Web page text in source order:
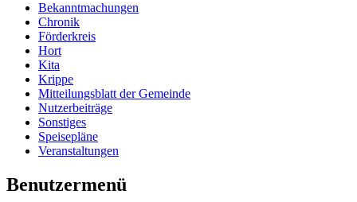
Bekanntmachungen
Chronik
Förderkreis
Hort
Kita
Krippe
Mitteilungsblatt der Gemeinde
Nutzerbeiträge
Sonstiges
Speisepläne
Veranstaltungen
Benutzermenü